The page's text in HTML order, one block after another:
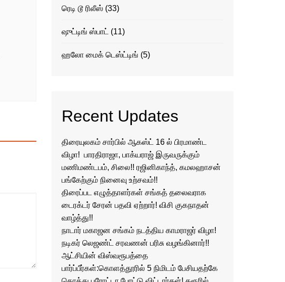
ரெடி டூ ரிலீஸ் (33)
ஷுட்டிங் ஸ்பாட் (11)
ஹலோ மைக் டெஸ்ட்டிங் (5)
Recent Updates
திரையுலகம் சார்பில் ஆகஸ்ட் 16 ல் பிரமாண்ட
விழா! பாரதிராஜா, பாக்யராஜ் இருவருக்கும்
மணிமண்டபம், சிலை!! ரஜினிகாந்த், கமலஹாசன்
பங்கேற்கும் நினைவு உற்சவம்!!
திரைப்பட எழுத்தாளர்கள் சங்கத் தலைவராக
டைரக்டர் சேரன் பதவி ஏற்றார்! விசி குகநாதன்
வாழ்த்து!!
நாடார் மகாஜன சங்கம் நடத்திய காமராஜர் விழா!
நடிகர் லெஜண்ட் சரவணன் பரிசு வழங்கினார்!!
ஆட்சியின் விஸ்வரூபத்தை
பார்ப்பீர்கள்:கொளத்தூரில் 5 நிமிடம் பேசியதற்கே